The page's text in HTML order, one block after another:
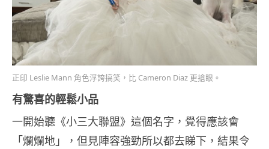
正印 Leslie Mann 角色浮誇搞笑，比 Cameron Diaz 更搶眼。
有驚喜的輕鬆小品
一開始聽《小三大聯盟》這個名字，覺得應該會
「爛爛地」，但見陣容強勁所以都去睇下，結果令